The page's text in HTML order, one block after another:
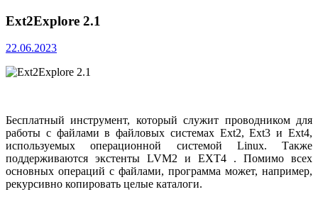
Ext2Explore 2.1
22.06.2023
Бесплатный инструмент, который служит проводником для
работы с файлами в файловых системах Ext2, Ext3 и Ext4,
используемых операционной системой Linux. Также
поддерживаются экстенты LVM2 и EXT4 . Помимо всех
основных операций с файлами, программа может, например,
рекурсивно копировать целые каталоги.